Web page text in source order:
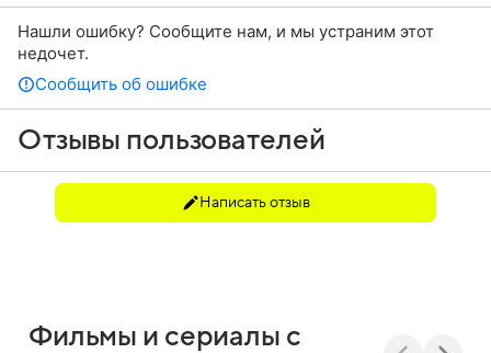
Нашли ошибку? Сообщите нам, и мы устраним этот
недочет.
Сообщить об ошибке
Отзывы пользователей
Написать отзыв
Фильмы и сериалы с